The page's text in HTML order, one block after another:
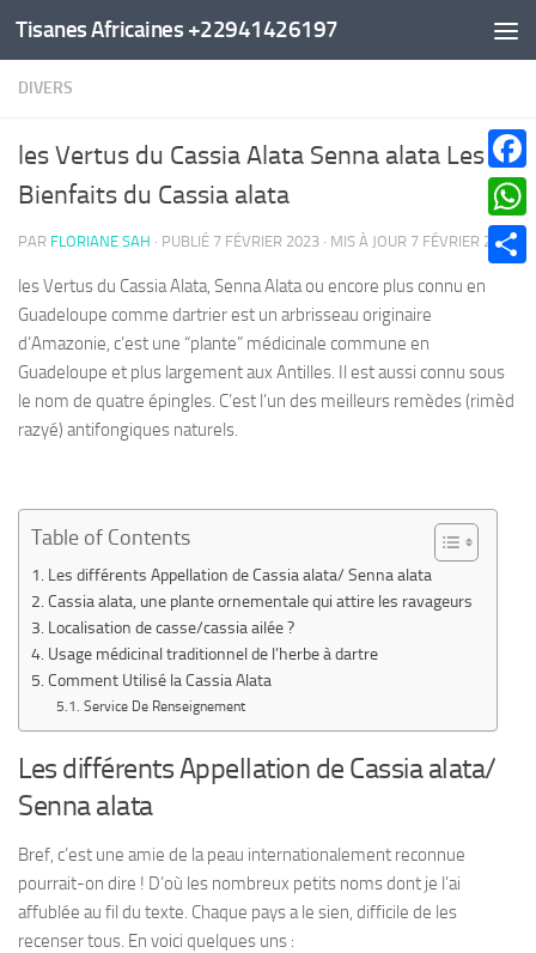
Au dessous du contenu
Tisanes Africaines +22941426197
DIVERS
les Vertus du Cassia Alata Senna alata Les
Bienfaits du Cassia alata
PAR FLORIANE SAH · PUBLIÉ 7 FÉVRIER 2023 · MIS À JOUR 7 FÉVRIER 2023
les Vertus du Cassia Alata, Senna Alata ou encore plus connu en
Guadeloupe comme dartrier est un arbrisseau originaire
d’Amazonie, c’est une “plante” médicinale commune en
Guadeloupe et plus largement aux Antilles. Il est aussi connu sous
le nom de quatre épingles. C’est l’un des meilleurs remèdes (rimèd
razyé) antifongiques naturels.
Table of Contents
Les différents Appellation de Cassia alata/ Senna alata
Cassia alata, une plante ornementale qui attire les ravageurs
Localisation de casse/cassia ailée ?
Usage médicinal traditionnel de l’herbe à dartre
Comment Utilisé la Cassia Alata
Service De Renseignement
Les différents Appellation de Cassia alata/
Senna alata
Bref, c’est une amie de la peau internationalement reconnue
pourrait-on dire ! D’où les nombreux petits noms dont je l’ai
affublée au fil du texte. Chaque pays a le sien, difficile de les
recenser tous. En voici quelques uns :